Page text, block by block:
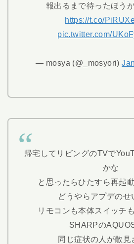
報出るまで待ったほう
https://t.co/
pic.twitter.com/
— mosya (@_mosyori)
帰宅してリビングのTVで
かな
と思ったらひたすら再起
どうやらアプデのせ
リモコンも本体スイッチ
SHARPの
同じ症状の人が散見